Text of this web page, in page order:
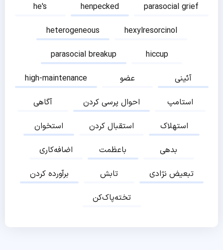
he's
henpecked
parasocial grief
heterogeneous
hexylresorcinol
parasocial breakup
hiccup
high-maintenance
عضو
آئینی
آگاهی
احوال پرسی کردن
استامپ
استخوان
استقبال کردن
استهلاک
اضافه‌کاری
باعظمت
بدهی
برآورده کردن
تابش
تبعیض نژادی
تخته‌پاک‌کن